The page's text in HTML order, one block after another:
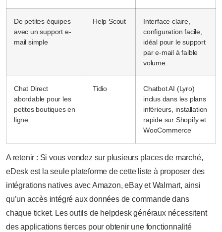
De petites équipes
avec un support e-
mail simple
Help Scout
Interface claire,
configuration facile,
idéal pour le support
par e-mail à faible
volume.
Chat Direct
abordable pour les
petites boutiques en
ligne
Tidio
Chatbot AI (Lyro)
inclus dans les plans
inférieurs, installation
rapide sur Shopify et
WooCommerce
A retenir : Si vous vendez sur plusieurs places de marché,
eDesk est la seule plateforme de cette liste à proposer des
intégrations natives avec Amazon, eBay et Walmart, ainsi
qu’un accès intégré aux données de commande dans
chaque ticket. Les outils de helpdesk généraux nécessitent
des applications tierces pour obtenir une fonctionnalité